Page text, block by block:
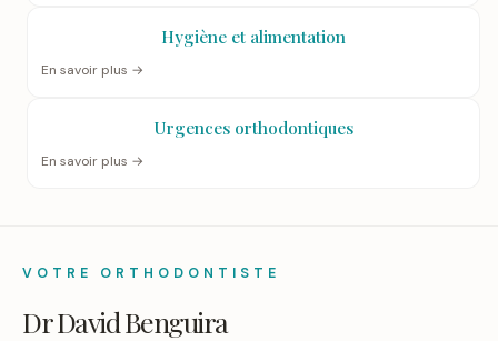
Hygiène et alimentation
En savoir plus →
Urgences orthodontiques
En savoir plus →
VOTRE ORTHODONTISTE
Dr David Benguira